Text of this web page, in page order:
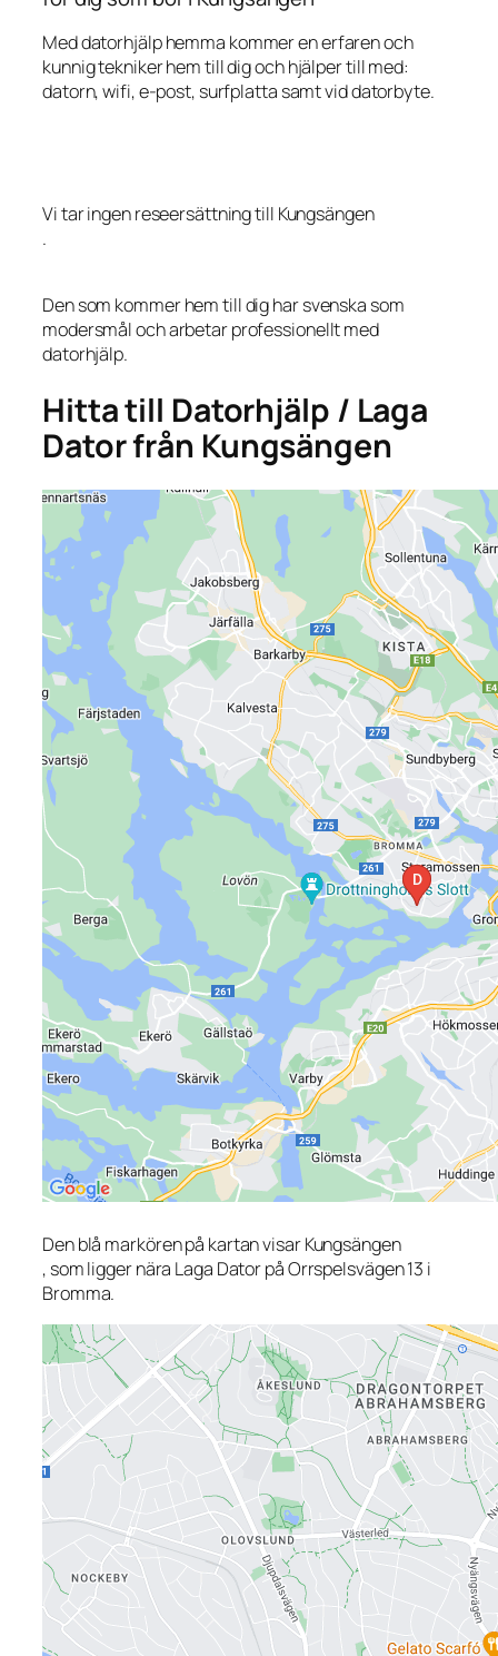
Med datorhjälp hemma kommer en erfaren och
kunnig tekniker hem till dig och hjälper till med:
datorn, wifi, e-post, surfplatta samt vid datorbyte.
Vi tar ingen reseersättning till Kungsängen
.
Den som kommer hem till dig har svenska som
modersmål och arbetar professionellt med
datorhjälp.
Hitta till Datorhjälp / Laga
Dator från Kungsängen
Den blå markören på kartan visar Kungsängen
, som ligger nära Laga Dator på Orrspelsvägen 13 i
Bromma.